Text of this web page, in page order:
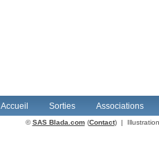
Accueil Sorties Associations
©SAS Blada.com(Contact) |